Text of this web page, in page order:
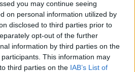
you may continue seeing
on personal information utilized by
disclosed to third parties prior to
opt-out of the further
information by third parties on the
participants. This information may
third parties on the IAB’s List of
Skandinaviens bästa klockforum!